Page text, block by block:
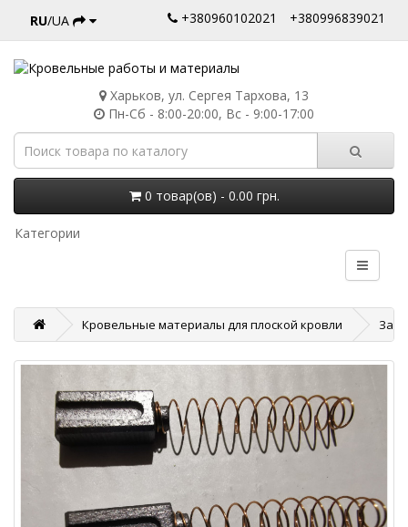
RU/UA +380960102021 +380996839021
Харьков, ул. Сергея Тархова, 13
Пн-Сб - 8:00-20:00, Вс - 9:00-17:00
0 товар(ов) - 0.00 грн.
Категории
Кровельные материалы для плоской кровли